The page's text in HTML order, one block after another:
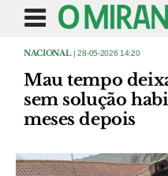
NACIONAL| 28-05-2026 14:20
Mau tempo
sem solução
meses depois